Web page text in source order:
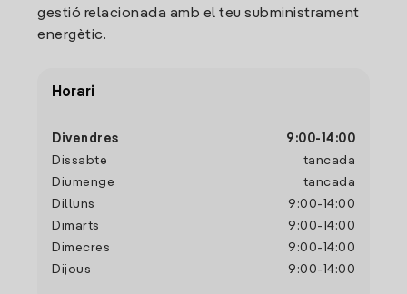
gestió relacionada amb el teu subministrament
energètic.
Horari
Divendres 9:00- 14:00
Dissabte
tancada
Diumenge
tancada
Dilluns
9:00- 14:00
Dimarts
9:00- 14:00
Dimecres
9:00- 14:00
Dijous
9:00- 14:00